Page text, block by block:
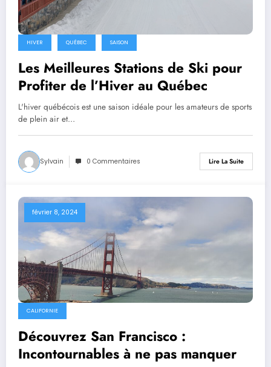
HIVER QUÉBEC SAISON
Les Meilleures Stations de Ski pour
Profiter de l’Hiver au Québec
L'hiver québécois est une saison idéale pour les amateurs de sports
de plein air et…
Sylvain 0 Commentaires Lire La Suite
février 8, 2024
CALIFORNIE
Découvrez San Francisco :
Incontournables à ne pas manquer